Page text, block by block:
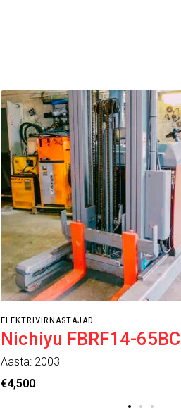
ELEKTRIVIRNASTAJAD
Nichiyu FBRF14-65BC
Aasta: 2003
€4,500